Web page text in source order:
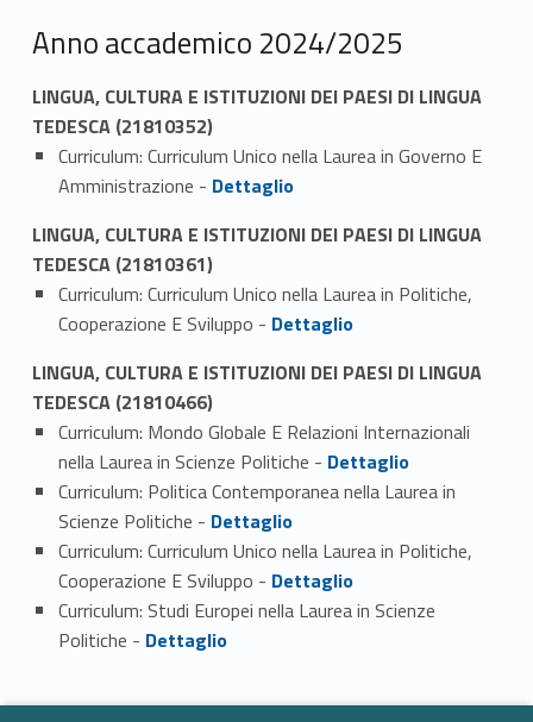
Anno accademico 2024/2025
LINGUA, CULTURA E ISTITUZIONI DEI PAESI DI LINGUA
TEDESCA (21810352)
Curriculum: Curriculum Unico nella Laurea in Governo E
Amministrazione - Link identifier #identifier_person_98092-1
Dettaglio
LINGUA, CULTURA E ISTITUZIONI DEI PAESI DI LINGUA
TEDESCA (21810361)
Curriculum: Curriculum Unico nella Laurea in Politiche,
Cooperazione E Sviluppo - Link identifier #identifier_person_125779-1
Dettaglio
LINGUA, CULTURA E ISTITUZIONI DEI PAESI DI LINGUA
TEDESCA (21810466)
Curriculum: Mondo Globale E Relazioni Internazionali
nella Laurea in Scienze Politiche - Link identifier #identifier_person_83798-1
Dettaglio
Curriculum: Politica Contemporanea nella Laurea in
Scienze Politiche - Link identifier #identifier_person_54405-2
Dettaglio
Curriculum: Curriculum Unico nella Laurea in Politiche,
Cooperazione E Sviluppo - Link identifier #identifier_person_15984-3
Dettaglio
Curriculum: Studi Europei nella Laurea in Scienze
Politiche - Link identifier #identifier_person_57630-4
Dettaglio